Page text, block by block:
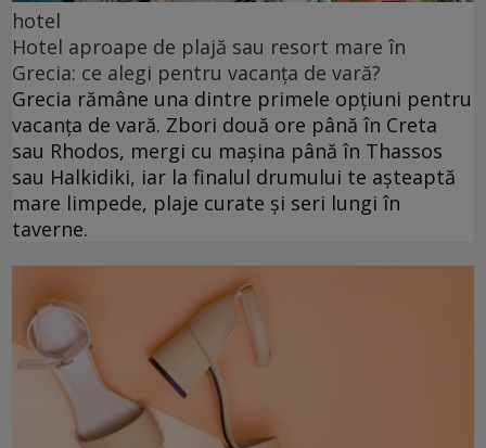
hotel
Hotel aproape de plajă sau resort mare în
Grecia: ce alegi pentru vacanța de vară?
Grecia rămâne una dintre primele opțiuni pentru
vacanța de vară. Zbori două ore până în Creta
sau Rhodos, mergi cu mașina până în Thassos
sau Halkidiki, iar la finalul drumului te așteaptă
mare limpede, plaje curate și seri lungi în
taverne.